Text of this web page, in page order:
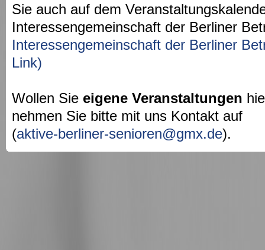
Sie auch auf dem
Interessengemeinschaft der Berliner
Interessengemeinschaft der Berliner
Link)
Wollen Sie eigene Veranstaltungen
nehmen Sie bitte mit uns Kontakt auf
(aktive-berliner-senioren@gmx.de).